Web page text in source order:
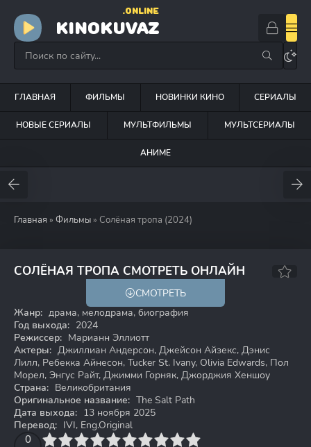
KINOKUVAZ
.ONLINE
ГЛАВНАЯ ФИЛЬМЫ НОВИНКИ КИНО СЕРИАЛЫ
НОВЫЕ СЕРИАЛЫ МУЛЬТФИЛЬМЫ МУЛЬТСЕРИАЛЫ
АНИМЕ
Главная » Фильмы » Солёная тропа (2024)
СОЛЁНАЯ ТРОПА СМОТРЕТЬ ОНЛАЙН
7.5 6.6
СМОТРЕТЬ
Жанр: драма, мелодрама, биография
Год выхода: 2024
Режиссер: Марианн Эллиотт
Актеры: Джиллиан Андерсон, Джейсон Айзекс, Дэнис
Лилл, Ребекка Айнесон, Tucker St. Ivany, Olivia Edwards, Пол
Морел, Энгус Райт, Джимми Горняк, Джорджия Хеншоу
Страна: Великобритания
Оригинальное название: The Salt Path
Дата выхода: 13 ноября 2025
Перевод: IVI, Eng.Original
0
4 6 7 8 9 10